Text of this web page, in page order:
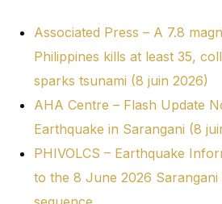
Associated Press – A 7.8
Philippines kills at least 35,
sparks tsunami (8 juin 2026)
AHA Centre – Flash Update
Earthquake in Sarangani (8
PHIVOLCS – Earthquake
to the 8 June 2026